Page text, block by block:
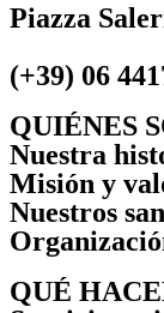
Piazza
(+39) 06
QUIÉNES
Nuestra
Misión y
Nuestros
QUÉ